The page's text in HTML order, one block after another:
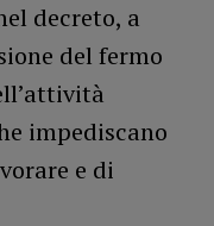
decreto, a
del fermo
impediscano
e di